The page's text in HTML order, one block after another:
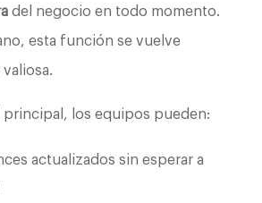
del negocio en todo momento.
esta función se vuelve
principal, los equipos pueden:
actualizados sin esperar a